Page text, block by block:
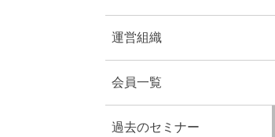
運営組織
会員一覧
過去のセミナー